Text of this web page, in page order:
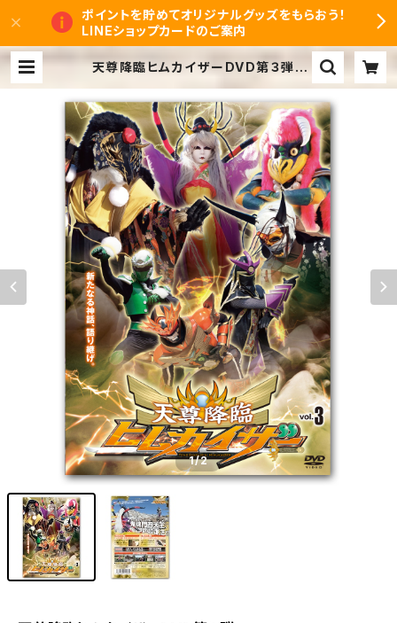
ポイントを貯めてオリジナルグッズをもらおう！
LINEショップカードのご案内
天尊降臨ヒムカイザーDVD第３弾 |
1/2